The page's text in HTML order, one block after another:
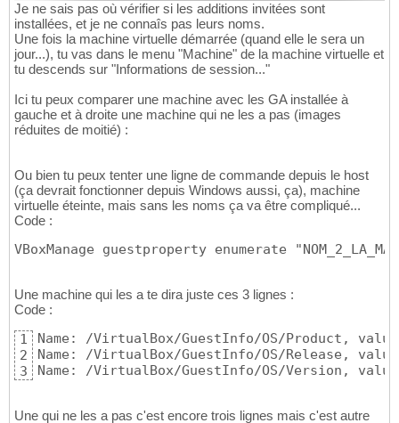
Je ne sais pas où vérifier si les additions invitées sont
installées, et je ne connaîs pas leurs noms.
Une fois la machine virtuelle démarrée (quand elle le sera un
jour...), tu vas dans le menu "Machine" de la machine virtuelle et
tu descends sur "Informations de session..."
Ici tu peux comparer une machine avec les GA installée à
gauche et à droite une machine qui ne les a pas (images
réduites de moitié) :
Ou bien tu peux tenter une ligne de commande depuis le host
(ça devrait fonctionner depuis Windows aussi, ça), machine
virtuelle éteinte, mais sans les noms ça va être compliqué...
Code :
VBoxManage guestproperty enumerate
Une machine qui les a te dira juste ces 3 lignes :
Code :
1
2
3
Name: /VirtualBox/GuestInfo/OS/Product,
Name: /VirtualBox/GuestInfo/OS/Release,
Name: /VirtualBox/GuestInfo/OS/Version,
Une qui ne les a pas c'est encore trois lignes mais c'est autre